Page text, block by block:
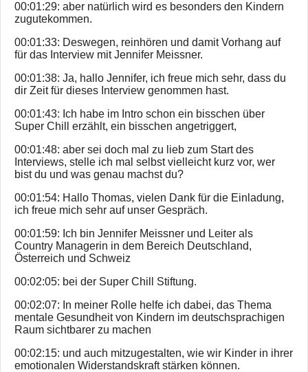
00:01:29: aber natürlich wird es besonders den Kindern
zugutekommen.
00:01:33: Deswegen, reinhören und damit Vorhang auf
für das Interview mit Jennifer Meissner.
00:01:38: Ja, hallo Jennifer, ich freue mich sehr, dass du
dir Zeit für dieses Interview genommen hast.
00:01:43: Ich habe im Intro schon ein bisschen über
Super Chill erzählt, ein bisschen angetriggert,
00:01:48: aber sei doch mal zu lieb zum Start des
Interviews, stelle ich mal selbst vielleicht kurz vor, wer
bist du und was genau machst du?
00:01:54: Hallo Thomas, vielen Dank für die Einladung,
ich freue mich sehr auf unser Gespräch.
00:01:59: Ich bin Jennifer Meissner und Leiter als
Country Managerin in dem Bereich Deutschland,
Österreich und Schweiz
00:02:05: bei der Super Chill Stiftung.
00:02:07: In meiner Rolle helfe ich dabei, das Thema
mentale Gesundheit von Kindern im deutschsprachigen
Raum sichtbarer zu machen
00:02:15: und auch mitzugestalten, wie wir Kinder in ihrer
emotionalen Widerstandskraft stärken können.